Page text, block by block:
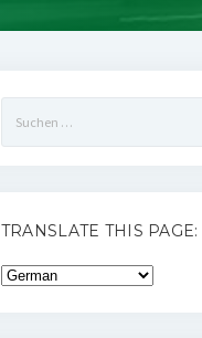
nach:
TRANSLATE THIS PAGE: